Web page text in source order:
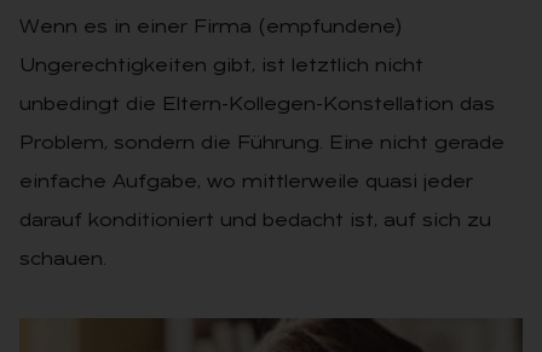
Wenn es in einer Firma (empfundene)
Ungerechtigkeiten gibt, ist letztlich nicht
unbedingt die Eltern-Kollegen-Konstellation das
Problem, sondern die Führung. Eine nicht gerade
einfache Aufgabe, wo mittlerweile quasi jeder
darauf konditioniert und bedacht ist, auf sich zu
schauen.